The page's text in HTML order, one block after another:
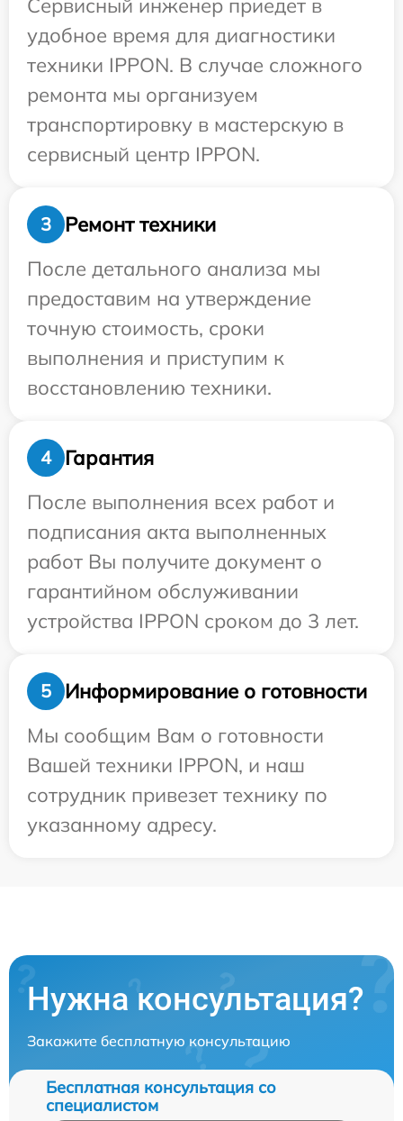
Сервисный инженер приедет в
удобное время для диагностики
техники IPPON. В случае сложного
ремонта мы организуем
транспортировку в мастерскую в
сервисный центр IPPON.
3
Ремонт техники
После детального анализа мы
предоставим на утверждение
точную стоимость, сроки
выполнения и приступим к
восстановлению техники.
4
Гарантия
После выполнения всех работ и
подписания акта выполненных
работ Вы получите документ о
гарантийном обслуживании
устройства IPPON сроком до 3 лет.
5
Информирование о готовности
Мы сообщим Вам о готовности
Вашей техники IPPON, и наш
сотрудник привезет технику по
указанному адресу.
Нужна консультация?
Закажите бесплатную консультацию
Бесплатная консультация со
специалистом